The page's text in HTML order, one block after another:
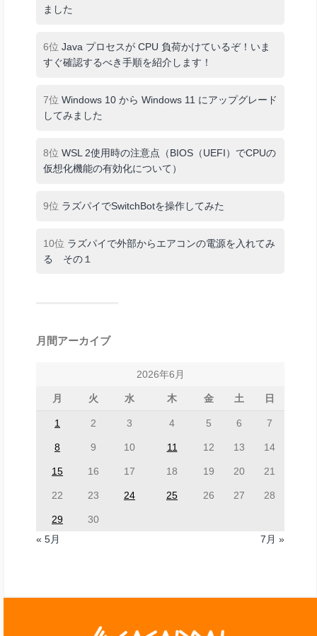
ました
6位 Java プロセスが CPU 負荷かけているぞ！いま
すぐ確認するべき手順を紹介します！
7位 Windows 10 から Windows 11 にアップグレード
してみました
8位 WSL 2使用時の注意点（BIOS（UEFI）でCPUの
仮想化機能の有効化について）
9位 ラズパイでSwitchBotを操作してみた
10位 ラズパイで外部からエアコンの電源を入れてみ
る その１
月間アーカイブ
2026年6月
月 火 水 木 金 土 日
1 2 3 4 5 6 7
8 9 10 11 12 13 14
15 16 17 18 19 20 21
22 23 24 25 26 27 28
29
30
« 5月
7月 »